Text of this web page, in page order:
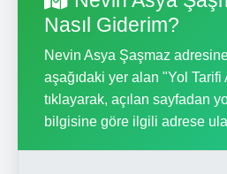
Nasıl Giderim?
Nevin Asya Şaşmaz
aşağıdaki yer alan "Yol Tarifi
tıklayarak, açılan sayfadan
bilgisine göre ilgili adrese